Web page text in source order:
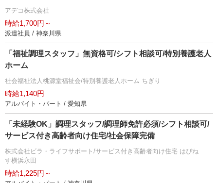
アデコ株式会社
時給1,700円～
派遣社員 / 神奈川県
「福祉調理スタッフ」無資格可/シフト相談可/特別養護老人
ホーム
社会福祉法人桃源堂福祉会/特別養護老人ホーム ちぎり
時給1,140円
アルバイト・パート / 愛知県
「未経験OK」調理スタッフ/調理師免許必須/シフト相談可/
サービス付き高齢者向け住宅/社会保障完備
株式会社ビラ・ライフサポート/サービス付き高齢者向け住宅 はぴね
す横浜永田
時給1,225円～